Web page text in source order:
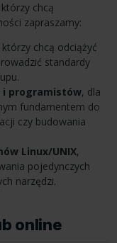
chcą
zapraszamy:
którzy chcą odciążyć
standardy
i programistów, dla
fundamentem do
czy budowania
Linux/UNIX,
pojedynczych
narzędzi.
online